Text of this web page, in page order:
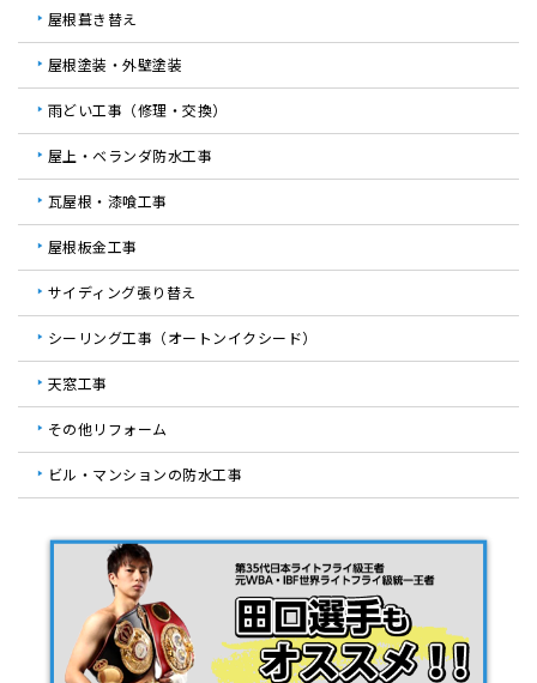
屋根葺き替え
屋根塗装・外壁塗装
雨どい工事（修理・交換）
屋上・ベランダ防水工事
瓦屋根・漆喰工事
屋根板金工事
サイディング張り替え
シーリング工事（オートンイクシード）
天窓工事
その他リフォーム
ビル・マンションの防水工事